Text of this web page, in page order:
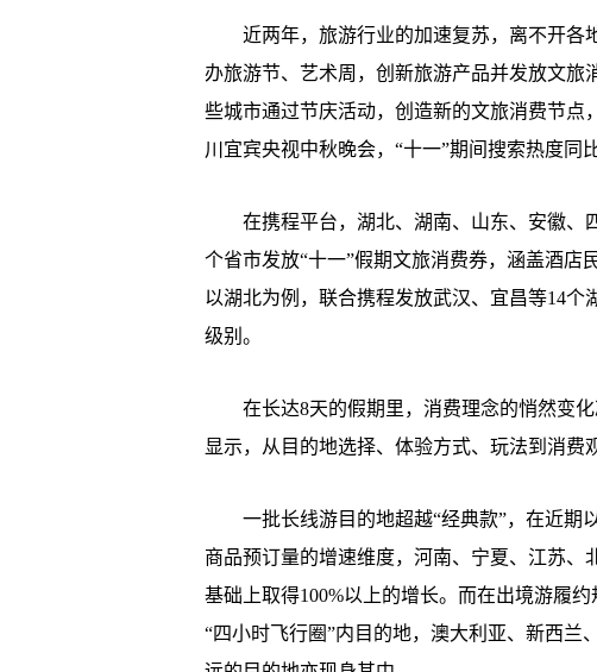
近两年，旅游行业的加速复苏，离不开各
办旅游节、艺术周，创新旅游产品并发放文
些城市通过节庆活动，创造新的文旅消费节点
川宜宾央视中秋晚会，“十一”期间搜索热度同
在携程平台，湖北、湖南、山东、安徽、
个省市发放“十一”假期文旅消费券，涵盖酒店
以湖北为例，联合携程发放武汉、宜昌等14
级别。
在长达8天的假期里，消费理念的悄然变化
显示，从目的地选择、体验方式、玩法到消费
一批长线游目的地超越“经典款”，在近期
商品预订量的增速维度，河南、宁夏、江苏、
基础上取得100%以上的增长。而在出境游履
“四小时飞行圈”内目的地，澳大利亚、新西兰